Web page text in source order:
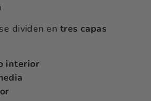
dividen en tres capas
interior